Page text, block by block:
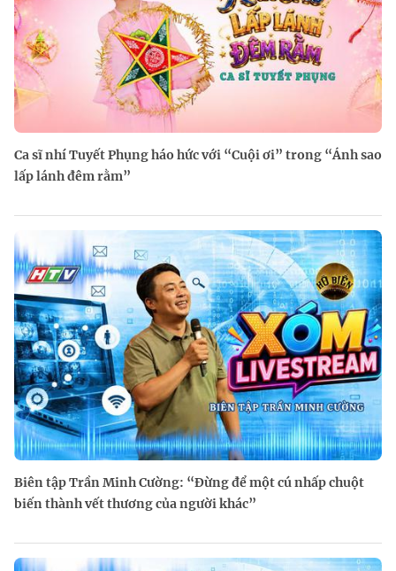
Ca sĩ nhí Tuyết Phụng háo hức với “Cuội ơi” trong “Ánh sao
lấp lánh đêm rằm”
Biên tập Trần Minh Cường: “Đừng để một cú nhấp chuột
biến thành vết thương của người khác”